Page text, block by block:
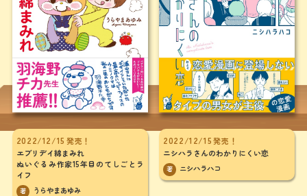
2022/12/15 発売！
エブリデイ綿まみれ
ぬいぐるみ作家15年目のてしごとラ
イフ
著 うらやまあゆみ
2022/12/15 発売！
ニシハラさんのわかりにくい恋
著 ニシハラハコ